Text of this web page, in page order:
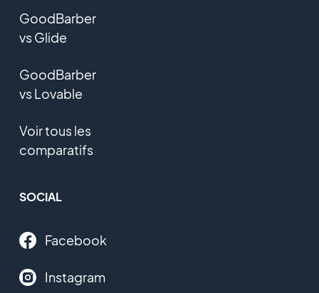
GoodBarber
vs Glide
GoodBarber
vs Lovable
Voir tous les
comparatifs
SOCIAL
Facebook
Instagram